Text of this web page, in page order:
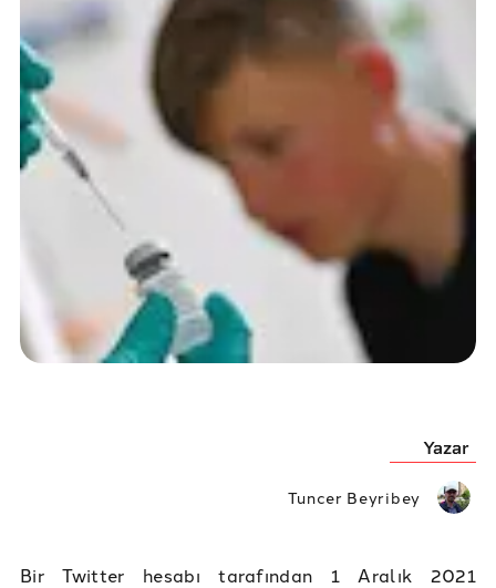
Yazar
Tuncer Beyribey
Bir Twitter hesabı tarafından 1 Aralık 2021